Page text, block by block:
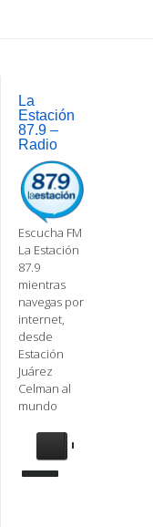
navigation
La
Estación
87.9 –
Radio
Escucha FM
La Estación
87.9
mientras
navegas por
internet,
desde
Estación
Juárez
Celman al
mundo